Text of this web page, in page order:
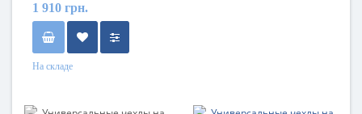
1 910 грн.
На складе